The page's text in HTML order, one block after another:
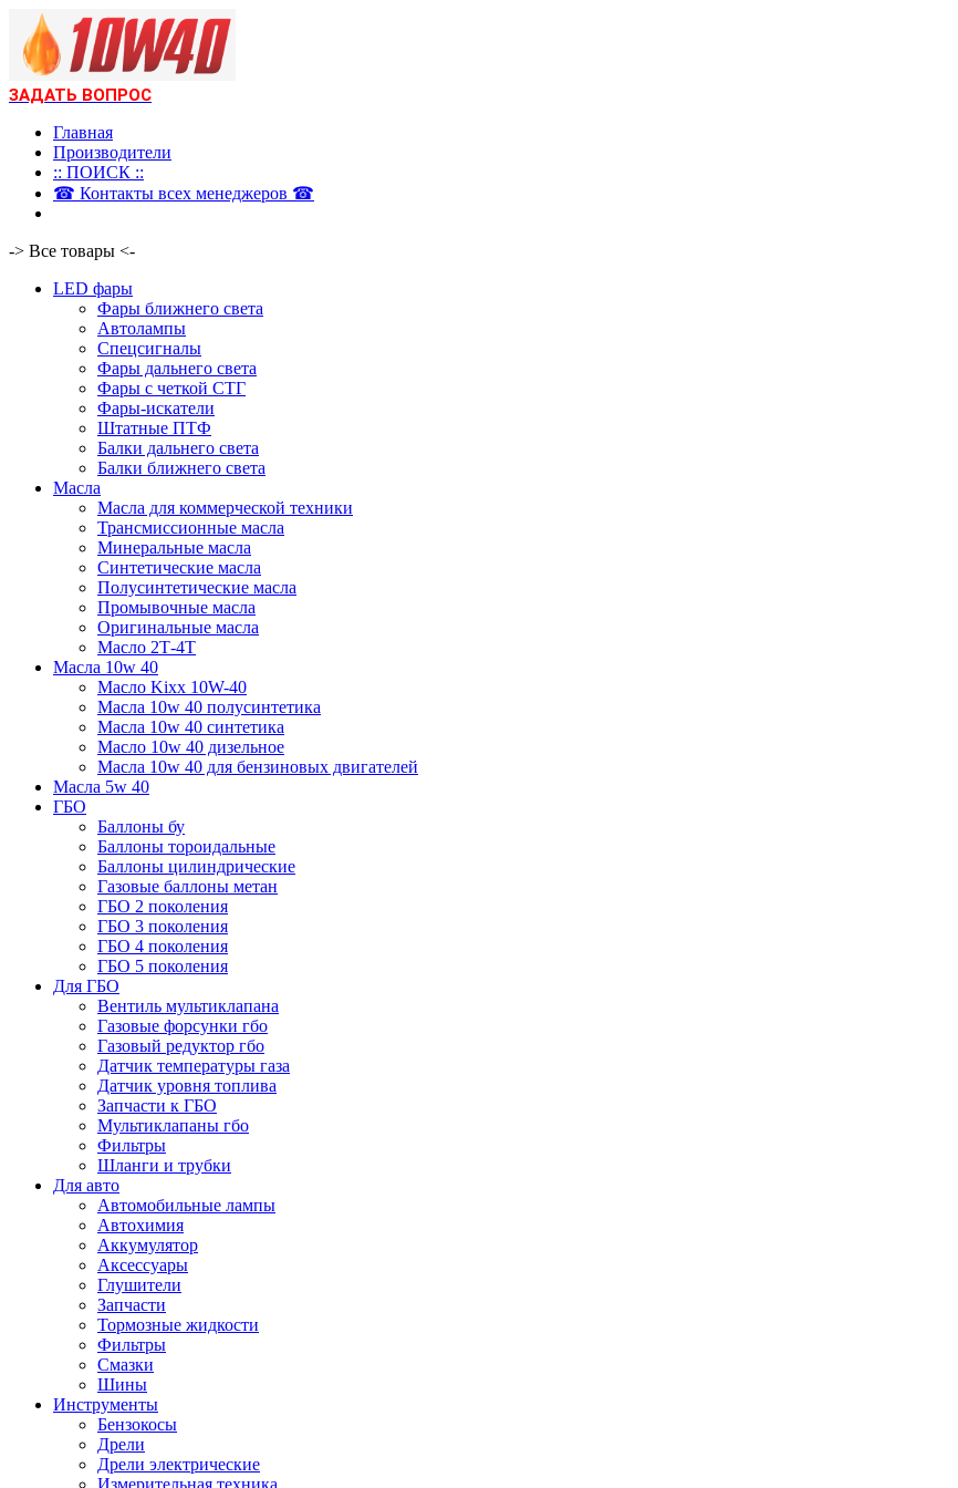
ЗАДАТЬ ВОПРОС
Главная
Производители
:: ПОИСК ::
☎ Контакты всех менеджеров ☎
-> Все товары <-
LED фары
Фары ближнего света
Автолампы
Спецсигналы
Фары дальнего света
Фары с четкой СТГ
Фары-искатели
Штатные ПТФ
Балки дальнего света
Балки ближнего света
Масла
Масла для коммерческой техники
Трансмиссионные масла
Минеральные масла
Синтетические масла
Полусинтетические масла
Промывочные масла
Оригинальные масла
Масло 2Т-4Т
Масла 10w 40
Mасло Kixx 10W-40
Масла 10w 40 полусинтетика
Масла 10w 40 синтетика
Масло 10w 40 дизельное
Масла 10w 40 для бензиновых двигателей
Масла 5w 40
ГБО
Баллоны бу
Баллоны тороидальные
Баллоны цилиндрические
Газовые баллоны метан
ГБО 2 поколения
ГБО 3 поколения
ГБО 4 поколения
ГБО 5 поколения
Для ГБО
Вентиль мультиклапана
Газовые форсунки гбо
Газовый редуктор гбо
Датчик температуры газа
Датчик уровня топлива
Запчасти к ГБО
Мультиклапаны гбо
Фильтры
Шланги и трубки
Для авто
Автомобильные лампы
Автохимия
Аккумулятор
Аксессуары
Глушители
Запчасти
Тормозные жидкости
Фильтры
Смазки
Шины
Инструменты
Бензокосы
Дрели
Дрели электрические
Измерительная техника